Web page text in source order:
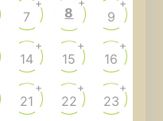
7
+
8 9
+
14
+
15
+
16
+
21
+
22
+
23
+